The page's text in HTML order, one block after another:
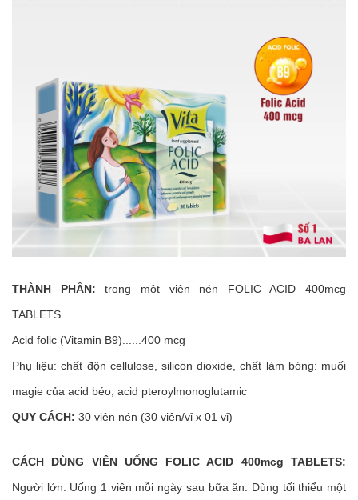
THÀNH PHẦN:trong một viên nén
FOLIC ACID 400mcg
TABLETS
Acid folic (Vitamin B9)......400 mcg
Phụ liệu: chất độn cellulose, silicon dioxide, chất làm bóng: muối
magie của acid béo, acid pteroylmonoglutamic
QUY CÁCH: 30 viên nén (30 viên/vỉ x 01 vỉ)
CÁCH DÙNG VIÊN UỐNG FOLIC ACID 400mcg TABLETS:
Người lớn: Uống 1 viên mỗi ngày sau bữa ăn. Dùng tối thiểu một